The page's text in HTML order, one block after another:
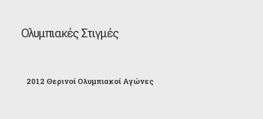
Ολυμπιακές Στιγμές
2012 Θερινοί Ολυμπιακοί Αγώνες